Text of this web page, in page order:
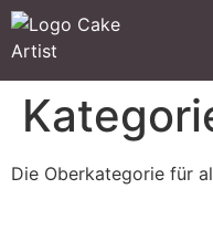
Die Oberkategorie für